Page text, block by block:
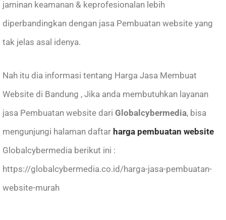
jaminan keamanan & keprofesionalan lebih
diperbandingkan dengan jasa Pembuatan website yang
tak jelas asal idenya.
Nah itu dia informasi tentang Harga Jasa Membuat
Website di Bandung , Jika anda membutuhkan layanan
jasa Pembuatan website dari Globalcybermedia, bisa
mengunjungi halaman daftar harga pembuatan website
Globalcybermedia berikut ini :
https://globalcybermedia.co.id/harga-jasa-pembuatan-
website-murah